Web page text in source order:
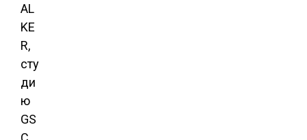
AL
KE
R,
сту
ди
ю
GS